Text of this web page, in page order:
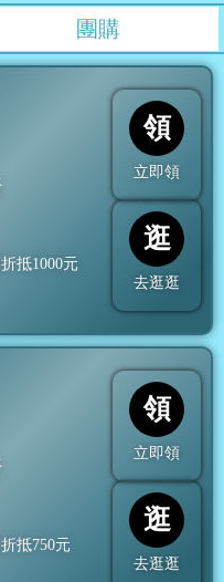
團購
抵1000元
領
立即領
逛
去逛逛
抵750元
領
立即領
逛
去逛逛